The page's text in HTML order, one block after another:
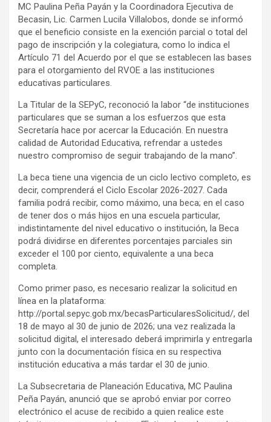
MC Paulina Peña Payán y la Coordinadora Ejecutiva de
Becasin, Lic. Carmen Lucila Villalobos, donde se informó
que el beneficio consiste en la exención parcial o total del
pago de inscripción y la colegiatura, como lo indica el
Artículo 71 del Acuerdo por el que se establecen las bases
para el otorgamiento del RVOE a las instituciones
educativas particulares.
La Titular de la SEPyC, reconoció la labor “de instituciones
particulares que se suman a los esfuerzos que esta
Secretaría hace por acercar la Educación. En nuestra
calidad de Autoridad Educativa, refrendar a ustedes
nuestro compromiso de seguir trabajando de la mano”.
La beca tiene una vigencia de un ciclo lectivo completo, es
decir, comprenderá el Ciclo Escolar 2026-2027. Cada
familia podrá recibir, como máximo, una beca; en el caso
de tener dos o más hijos en una escuela particular,
indistintamente del nivel educativo o institución, la Beca
podrá dividirse en diferentes porcentajes parciales sin
exceder el 100 por ciento, equivalente a una beca
completa.
Como primer paso, es necesario realizar la solicitud en
línea en la plataforma:
http://portal.sepyc.gob.mx/becasParticularesSolicitud/, del
18 de mayo al 30 de junio de 2026; una vez realizada la
solicitud digital, el interesado deberá imprimirla y entregarla
junto con la documentación física en su respectiva
institución educativa a más tardar el 30 de junio.
La Subsecretaria de Planeación Educativa, MC Paulina
Peña Payán, anunció que se aprobó enviar por correo
electrónico el acuse de recibido a quien realice este